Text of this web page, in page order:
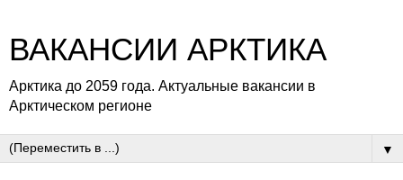
ВАКАНСИИ АРКТИКА
Арктика до 2059 года. Актуальные вакансии в
Арктическом регионе
▼